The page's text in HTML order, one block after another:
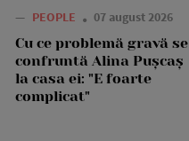
— PEOPLE 07 august 2026
Cu ce problemă gravă se
confruntă Alina Pușcaș
la casa ei: "E foarte
complicat"